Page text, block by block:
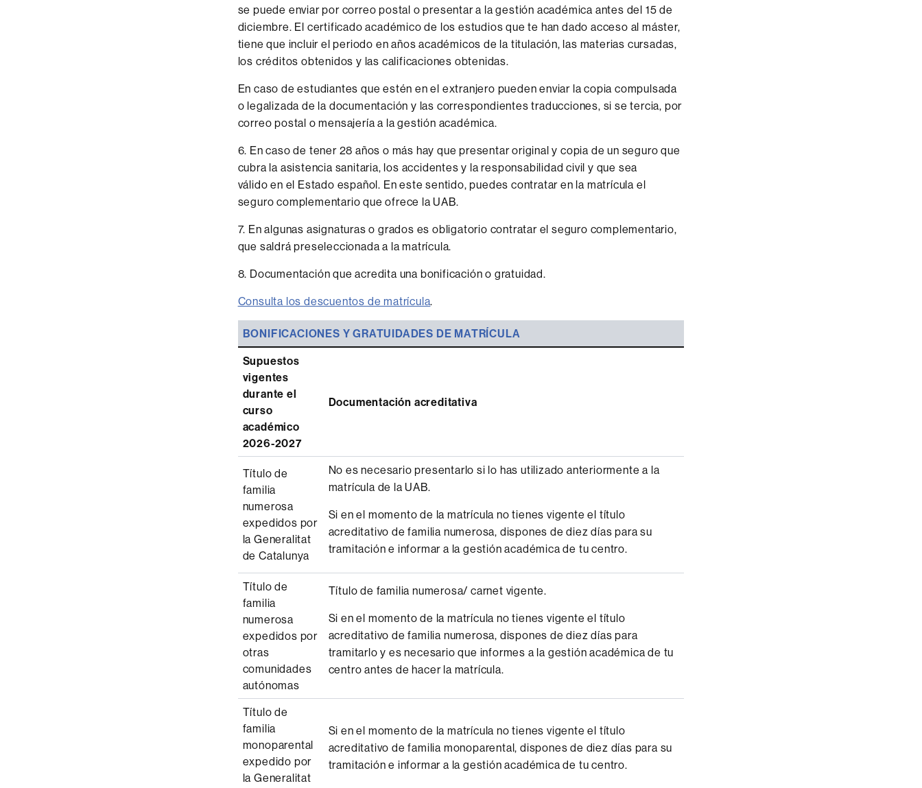
se puede enviar por correo postal o presentar a la gestión académica antes del 15 de
diciembre. El certificado académico de los estudios que te han dado acceso al máster,
tiene que incluir el periodo en años académicos de la titulación, las materias cursadas,
los créditos obtenidos y las calificaciones obtenidas.
En caso de estudiantes que estén en el extranjero pueden enviar la copia compulsada
o legalizada de la documentación y las correspondientes traducciones, si se tercia, por
correo postal o mensajería a la gestión académica.
6. En caso de tener 28 años o más hay que presentar original y copia de un seguro que
cubra la asistencia sanitaria, los accidentes y la responsabilidad civil y que sea
válido en el Estado español. En este sentido, puedes contratar en la matrícula el
seguro complementario que ofrece la UAB.
7. En algunas asignaturas o grados es obligatorio contratar el seguro complementario,
que saldrá preseleccionada a la matrícula.
8. Documentación que acredita una bonificación o gratuidad.
Consulta los descuentos de matrícula.
BONIFICACIONES Y GRATUIDADES DE MATRÍCULA
Supuestos
vigentes
durante el
curso
académico
2026-2027
Documentación acreditativa
Título de
familia
numerosa
expedidos por
la Generalitat
de Catalunya
No es necesario presentarlo si lo has utilizado anteriormente a la
matrícula de la UAB.
Si en el momento de la matrícula no tienes vigente el título
acreditativo de familia numerosa, dispones de diez días para su
tramitación e informar a la gestión académica de tu centro.
Título de
familia
numerosa
expedidos por
otras
comunidades
autónomas
Título de familia numerosa/ carnet vigente.
Si en el momento de la matrícula no tienes vigente el título
acreditativo de familia numerosa, dispones de diez días para
tramitarlo y es necesario que informes a la gestión académica de tu
centro antes de hacer la matrícula.
Título de
familia
monoparental
expedido por
la Generalitat
Si en el momento de la matrícula no tienes vigente el título
acreditativo de familia monoparental, dispones de diez días para su
tramitación e informar a la gestión académica de tu centro.